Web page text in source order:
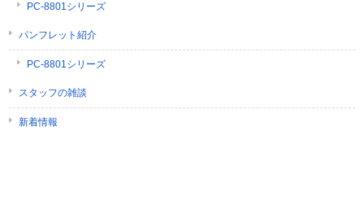
PC-8801シリーズ
パンフレット紹介
PC-8801シリーズ
スタッフの雑談
新着情報